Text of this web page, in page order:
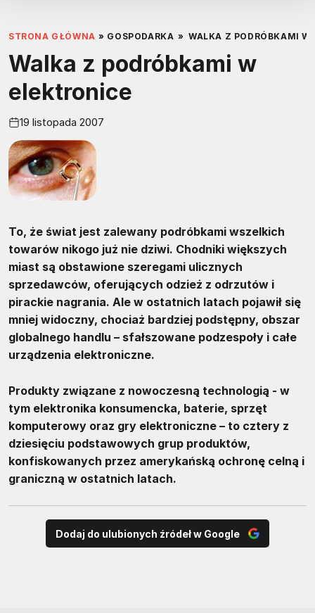
STRONA GŁÓWNA » GOSPODARKA » WALKA Z PODRÓBKAMI W
Walka z podróbkami w
elektronice
19 listopada 2007
To, że świat jest zalewany podróbkami wszelkich
towarów nikogo już nie dziwi. Chodniki większych
miast są obstawione szeregami ulicznych
sprzedawców, oferujących odzież z odrzutów i
pirackie nagrania. Ale w ostatnich latach pojawił się
mniej widoczny, chociaż bardziej podstępny, obszar
globalnego handlu – sfałszowane podzespoły i całe
urządzenia elektroniczne.
Produkty związane z nowoczesną technologią - w
tym elektronika konsumencka, baterie, sprzęt
komputerowy oraz gry elektroniczne – to cztery z
dziesięciu podstawowych grup produktów,
konfiskowanych przez amerykańską ochronę celną i
graniczną w ostatnich latach.
Dodaj do ulubionych źródeł w Google